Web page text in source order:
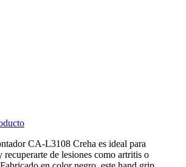
CA-L3108 Creha es ideal para
recuperarte de lesiones como artritis o